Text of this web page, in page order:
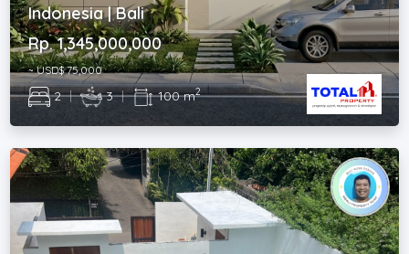
Indonesia | Bali
Rp. 1,345,000,000
~ USD$ 75,000
2 | 3 | 100 m2